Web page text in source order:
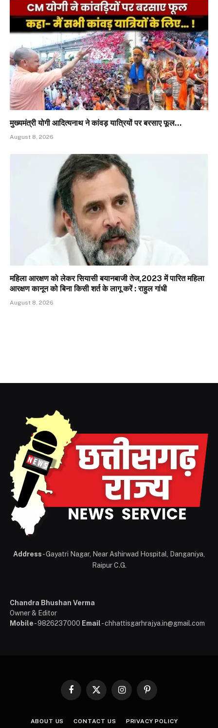
मुख्यमंत्री योगी आदित्यनाथ ने कांवड़ यात्रियों पर बरसाए फूल…
August 8, 2026
महिला आरक्षण को लेकर सियासी बयानबाजी तेज,2023 में पारित महिला
आरक्षण कानून को बिना किसी शर्त के लागू करें : राहुल गांधी
August 8, 2026
Address- Gayatri Nagar, Near Ashirwad Hospital, Danganiya,
Raipur C.G.
Chandra Bhushan Verma
Owner & Editor
Mobile- 9826237000 Email- chhattisgarhrajya.in@gmail.com
Facebook
X
InstagramPinterest
ABOUT US CONTACT US PRIVACY POLICY